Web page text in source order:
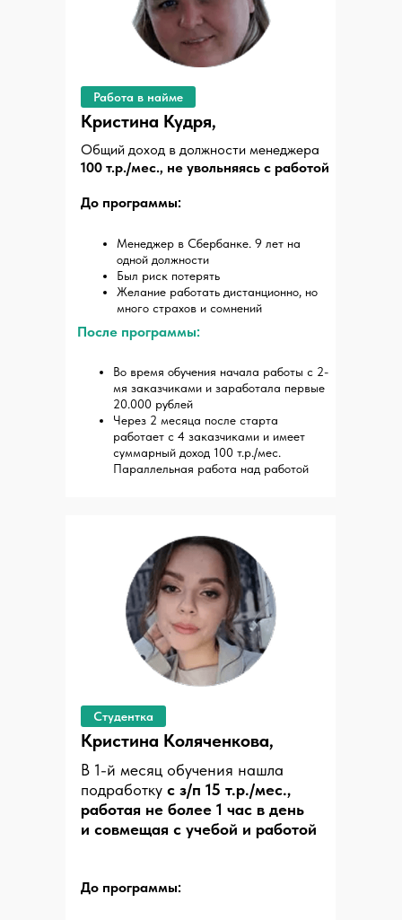
Кристина Кудря,
Работа в найме
Общий доход в должности менеджера
100 т.р./мес., не увольняясь с работой
До программы:
Менеджер в Сбербанке. 9 лет на
одной должности
Был риск потерять
Желание работать дистанционно, но
много страхов и сомнений
После программы:
Во время обучения начала работы с 2-
мя заказчиками и заработала первые
20.000 рублей
Через 2 месяца после старта
работает с 4 заказчиками и имеет
суммарный доход 100 т.р./мес.
Параллельная работа над работой
Кристина Коляченкова,
Студентка
В 1-й месяц обучения нашла
подработку с з/п 15 т.р./мес.,
работая не более 1 час в день
и совмещая с учебой и работой
До программы: